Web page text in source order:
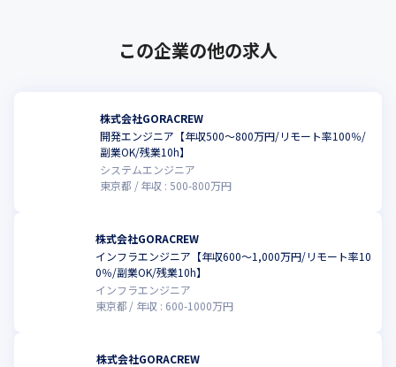
この企業の他の求人
株式会社GORACREW
開発エンジニア【年収500～800万円/リモート率100％/
副業OK/残業10h】
システムエンジニア
東京都
年収 :500-800万円
株式会社GORACREW
インフラエンジニア【年収600～1,000万円/リモート率10
0％/副業OK/残業10h】
インフラエンジニア
東京都
年収 : 600-1000万円
株式会社GORACREW